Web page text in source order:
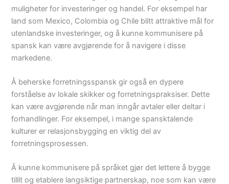
muligheter for investeringer og handel. For eksempel har
land som Mexico, Colombia og Chile blitt attraktive mål for
utenlandske investeringer, og å kunne kommunisere på
spansk kan være avgjørende for å navigere i disse
markedene.
Å beherske forretningsspansk gir også en dypere
forståelse av lokale skikker og forretningspraksiser. Dette
kan være avgjørende når man inngår avtaler eller deltar i
forhandlinger. For eksempel, i mange spansktalende
kulturer er relasjonsbygging en viktig del av
forretningsprosessen.
Å kunne kommunisere på språket gjør det lettere å bygge
tillit og etablere langsiktige partnerskap, noe som kan være